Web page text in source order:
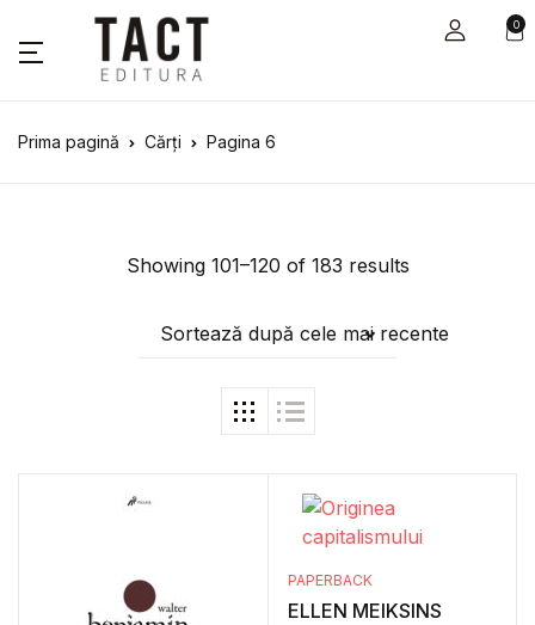
0
Prima pagină Cărți Pagina 6
Showing 101–120 of 183 results
Sortează după cele mai recente
PAPERBACK
ELLEN MEIKSINS